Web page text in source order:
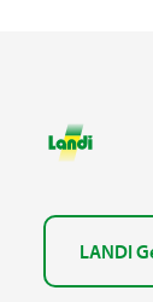
LANDI